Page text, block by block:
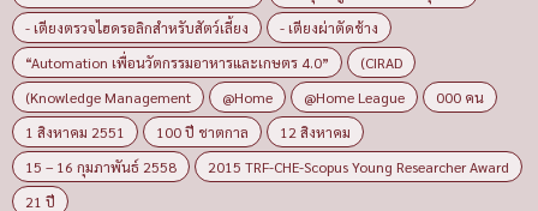
- เตียงตรวจไฮดรอลิกสำหรับสัตว์เลี้ยง
- เตียงผ่าตัดช้าง
“Automation เพื่อนวัตกรรมอาหารและเกษตร 4.0”
(CIRAD
(Knowledge Management
@Home @Home League
000 คน
1 สิงหาคม 2551
100 ปี ชาตกาล
12 สิงหาคม
15 – 16 กุมภาพันธ์ 2558
2015 TRF-CHE-Scopus Young Researcher Award
21 ปี